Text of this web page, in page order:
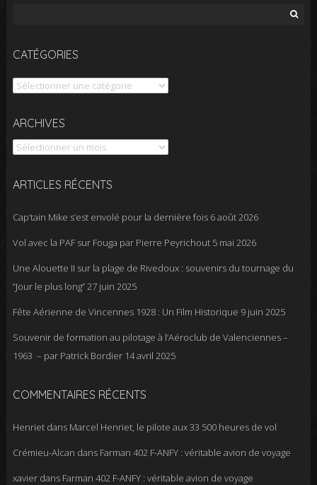
CATÉGORIES
Catégories
ARCHIVES
Archives
ARTICLES RÉCENTS
Cap’tain Mike s’est envolé pour la dernière fois 6 août 2026
Vol avec la PAF sur Fouga par Pierre Peyrichout 5 mai 2026
Une Alouette II sur la plage de Rivedoux : souvenirs du tournage du
“Jour le plus long”27 juin 2025
Fête Aérienne de Vincennes 1928 : Un Film Historique 9 juin 2025
Souvenir de formation au pilotage à l’Aéroclub de Valenciennes –
1963 – par Patrick Bordier 14 avril 2025
COMMENTAIRES RÉCENTS
Henrietdans Marcel Henriet, le pilote aux 33 500 heures de vol
Crémieu-Alcan dans Farman 402 F-ANFY : véritable avion de voyage
xavierdans Farman 402 F-ANFY : véritable avion de voyage